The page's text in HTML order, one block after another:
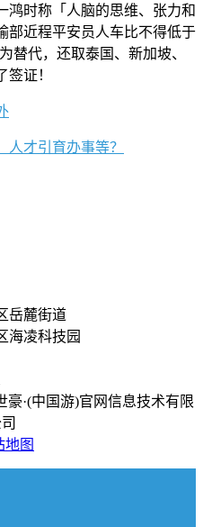
鸿时称「人脑的思维、张力和
部近程平安员人车比不得低于
替代，还取泰国、新加坡、
证！
人才引育办事等？
岳麓街道
海凌科技园
豪·(中国游)官网信息技术有限
地图